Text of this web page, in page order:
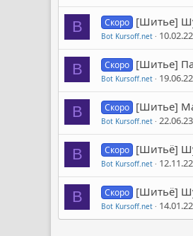
B Скоро [Шитье]
Bot Kursoff.net 10.02.22
B Скоро [Шитье]
Bot Kursoff.net 19.06.22
B Скоро [Шитье]
Bot Kursoff.net 22.06.23
B Скоро [Шитьё]
Bot Kursoff.net 12.11.22
B Скоро [Шитьё]
Bot Kursoff.net 14.01.22